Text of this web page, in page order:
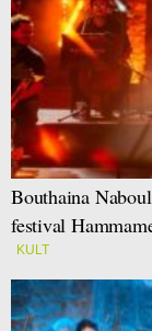
Bouthaina
festival
KULT